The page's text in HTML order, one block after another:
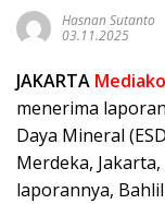
Hasnan Sutanto
03.11.2025
JAKARTA
menerima
Daya Mineral
Merdeka,
laporannya,